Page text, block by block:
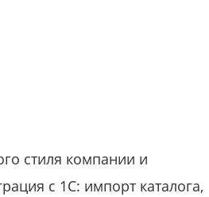
стиля компании и
с 1С: импорт каталога,